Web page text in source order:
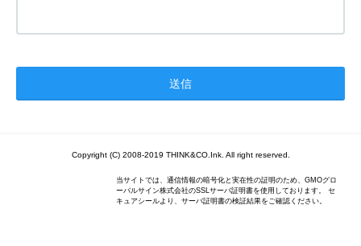
Copyright (C) 2008-2019 THINK&CO.Ink. All right reserved.
当サイトでは、通信情報の暗号化と実在性の証明のため、GMOグロ
ーバルサイン株式会社のSSLサーバ証明書を使用しております。 セ
キュアシールより、サーバ証明書の検証結果をご確認ください。